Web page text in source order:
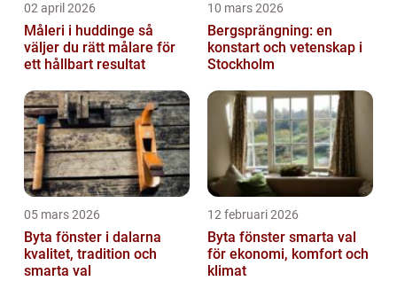
02 april 2026
Måleri i huddinge så
väljer du rätt målare för
ett hållbart resultat
10 mars 2026
Bergsprängning: en
konstart och vetenskap i
Stockholm
05 mars 2026
Byta fönster i dalarna
kvalitet, tradition och
smarta val
12 februari 2026
Byta fönster smarta val
för ekonomi, komfort och
klimat